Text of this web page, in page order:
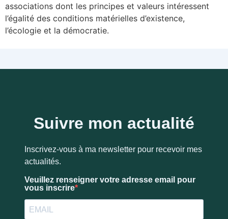
associations dont les principes et valeurs intéressent
l’égalité des conditions matérielles d’existence,
l’écologie et la démocratie.
Suivre mon actualité
Inscrivez-vous à ma newsletter pour recevoir mes
actualités.
Veuillez renseigner votre adresse email pour
vous inscrire